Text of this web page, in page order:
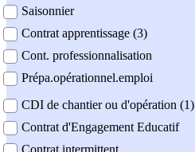
Saisonnier
Contrat apprentissage (3)
Cont. professionnalisation
Prépa.opérationnel.emploi
CDI de chantier ou d'opération (1)
Contrat d'Engagement Educatif